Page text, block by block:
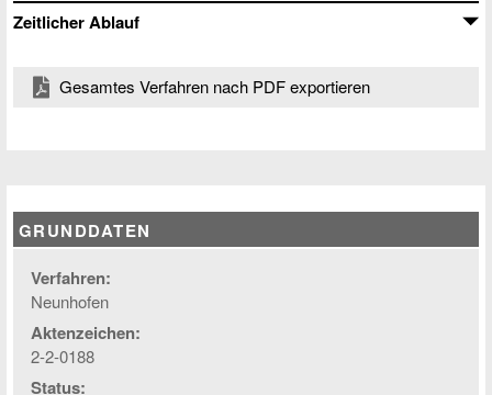
Zeitlicher Ablauf
Gesamtes Verfahren nach PDF exportieren
GRUNDDATEN
Verfahren:
Neunhofen
Aktenzeichen:
2-2-0188
Status: